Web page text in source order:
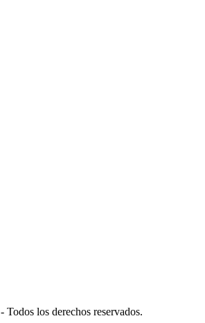
- Todos los derechos reservados.